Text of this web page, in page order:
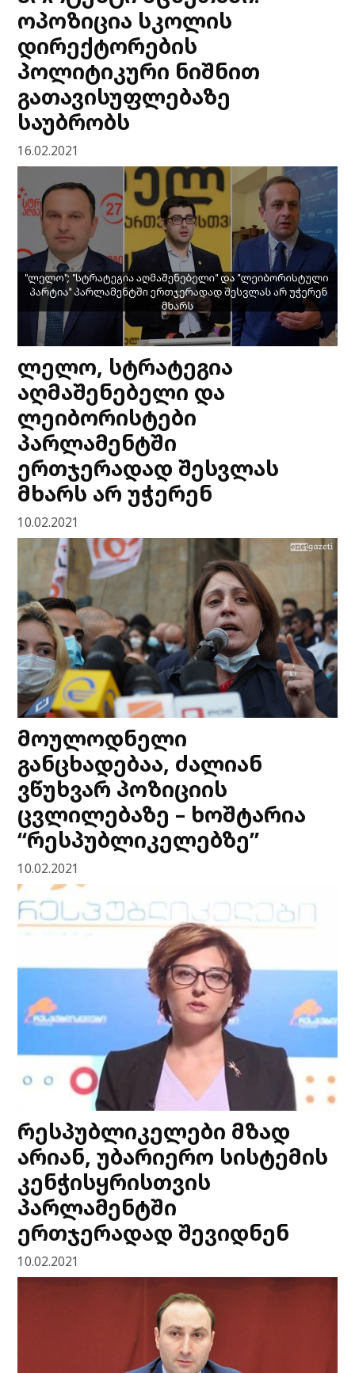
ოპოზიცია სკოლის
დირექტორების
პოლიტიკური ნიშნით
გათავისუფლებაზე
საუბრობს
16.02.2021
ლელო, სტრატეგია
აღმაშენებელი და
ლეიბორისტები
პარლამენტში
ერთჯერადად შესვლას
მხარს არ უჭერენ
10.02.2021
მოულოდნელი
განცხადებაა, ძალიან
ვწუხვარ პოზიციის
ცვლილებაზე – ხოშტარია
“რესპუბლიკელებზე”
10.02.2021
რესპუბლიკელები მზად
არიან, უბარიერო სისტემის
კენჭისყრისთვის
პარლამენტში
ერთჯერადად შევიდნენ
10.02.2021